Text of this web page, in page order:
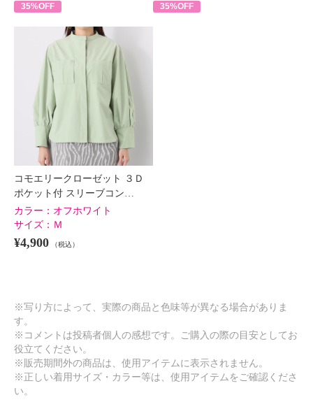
35%OFF 35%OFF
コモエリークローゼット ３Ｄ
ポケット付 スリーブコン…
カラー： オフホワイト
サイズ： Ｍ
¥4,900 （税込）
※写り方によって、実際の商品と色味等が異なる場合がありま
す。
※コメントは投稿者個人の感想です。ご購入の際の目安としてお
役立てください。
※販売期間外の商品は、使用アイテムに表示されません。
※正しい着用サイズ・カラー等は、使用アイテムをご確認くださ
い。